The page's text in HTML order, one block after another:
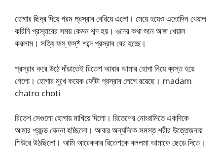
হোগার ছিদ্র দিয়ে গরম প্রস্রাব বেরিয়ে এলো। মেয়ে হয়েও এতোদিন খেয়াল
করিনি প্রস্রাবের সময় কেমন শব্দ হয়। ওদের কথা শুনে আজ খেয়াল
করলাম। সত্যি ফস্ ফস্* শব্দে প্রস্রাব বের হচ্ছে।
প্রস্রাব করে উঠে দাঁড়াতেই রিতেশ আবার আমার হোগা নিয়ে ব্যস্ত হয়ে
গেলো। হোগার মুখে কয়েক ফোঁটা প্রস্রাব লেগে রয়েছে। madam
chatro choti
রিতেশ সেগুলো হোগায় মাখিয়ে দিলো। রিতেশের নোংরামিতে একদিকে
আমার প্রচন্ড ঘেন্না হচ্ছিলো। আবার অন্যদিকে সমস্ত শরীর উত্তেজনায়
শিউরে উঠছিলো। আমি আরেকবার রিতেশকে বললমা আমাকে ছেড়ে দিতে।